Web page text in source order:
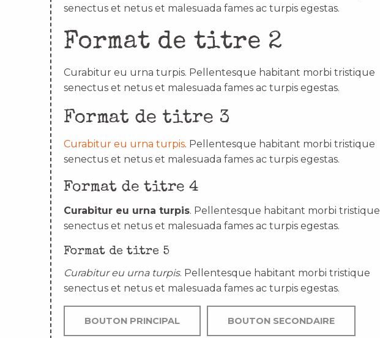
senectus et netus et malesuada fames ac turpis egestas.
Format de titre 2
Curabitur eu urna turpis. Pellentesque habitant morbi tristique
senectus et netus et malesuada fames ac turpis egestas.
Format de titre 3
Curabitur eu urna turpis. Pellentesque habitant morbi tristique
senectus et netus et malesuada fames ac turpis egestas.
Format de titre 4
Curabitur eu urna turpis. Pellentesque habitant morbi tristique
senectus et netus et malesuada fames ac turpis egestas.
Format de titre 5
Curabitur eu urna turpis. Pellentesque habitant morbi tristique
senectus et netus et malesuada fames ac turpis egestas.
BOUTON PRINCIPAL BOUTON SECONDAIRE